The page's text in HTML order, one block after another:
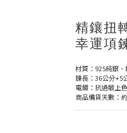
精鑲扭
幸運項
材質：925純銀
鍊長：36公分+5
電鍍：抗過敏上
商品備貨天數：